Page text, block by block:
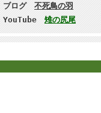
ブログ
不死鳥の羽
YouTube 雉の尻尾